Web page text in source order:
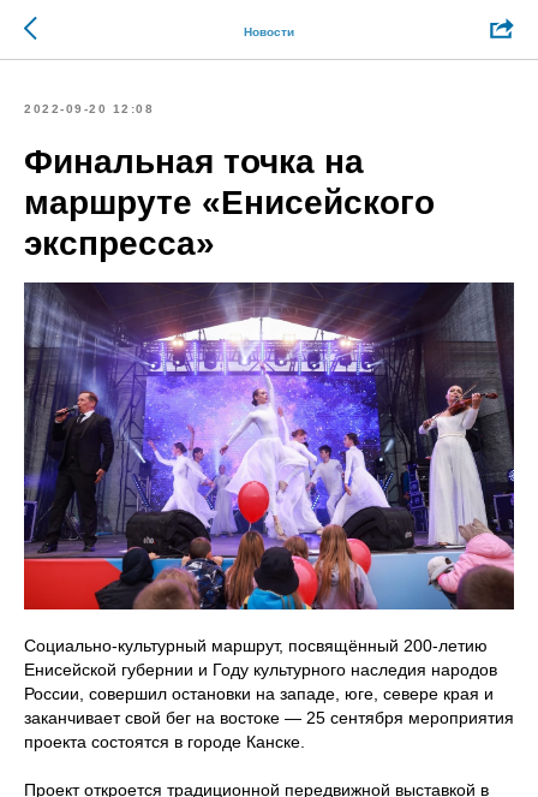
Новости
2022-09-20 12:08
Финальная точка на
маршруте «Енисейского
экспресса»
Социально-культурный маршрут, посвящённый 200-летию
Енисейской губернии и Году культурного наследия народов
России, совершил остановки на западе, юге, севере края и
заканчивает свой бег на востоке — 25 сентября мероприятия
проекта состоятся в городе Канске.
Проект откроется традиционной передвижной выставкой в